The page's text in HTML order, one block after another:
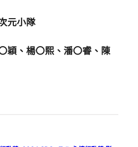
小隊
、楊〇熙、潘〇睿、陳